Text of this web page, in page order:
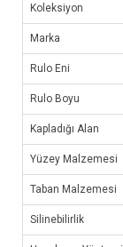
Koleksiyon
Marka
Rulo Eni
Rulo Boyu
Kapladığı Alan
Yüzey Malzemesi
Taban Malzemesi
Silinebilirlik